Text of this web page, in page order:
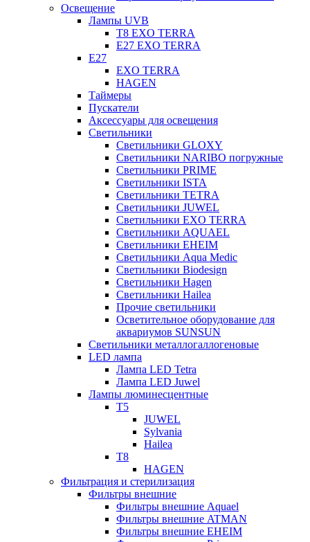
Освещение
Лампы UVB
Т8 EXO TERRA
Е27 EXO TERRA
Е27
EXO TERRA
HAGEN
Таймеры
Пускатели
Аксессуары для освещения
Светильники
Светильники GLOXY
Светильники NARIBO погружные
Светильники PRIME
Светильники ISTA
Светильники TETRA
Светильники JUWEL
Светильники EXO TERRA
Светильники AQUAEL
Светильники EHEIM
Светильники Aqua Medic
Светильники Biodesign
Светильники Hagen
Светильники Hailea
Прочие светильники
Осветительное оборудование для
аквариумов SUNSUN
Светильники металлогаллогеновые
LED лампа
Лампа LED Tetra
Лампа LED Juwel
Лампы люминесцентные
T5
JUWEL
Sylvania
Hailea
T8
HAGEN
Фильтрация и стерилизация
Фильтры внешние
Фильтры внешние Aquael
Фильтры внешние ATMAN
Фильтры внешние EHEIM